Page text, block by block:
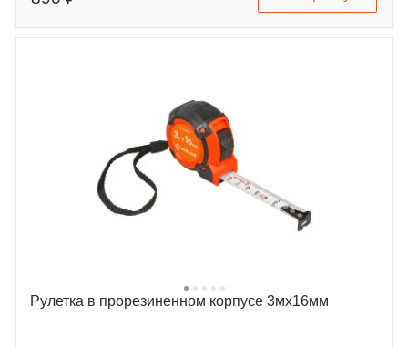
Рулетка в прорезиненном корпусе 3мх16мм